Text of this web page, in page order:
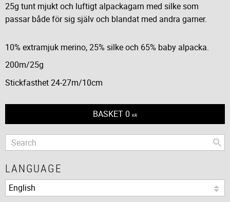
25g tunt mjukt och luftigt alpackagarn med silke som
passar både för sig själv och blandat med andra garner.
10% extramjuk merino, 25% silke och 65% baby alpacka.
200m/25g
Stickfasthet 24-27m/10cm
BASKET 0 KR
LANGUAGE